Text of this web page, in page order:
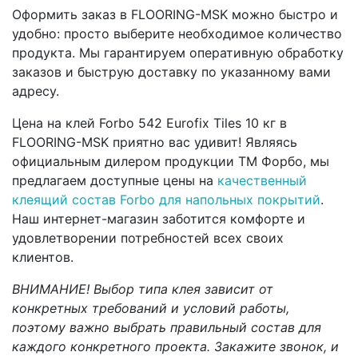
Оформить заказ в FLOORING-MSK можно быстро и
удобно: просто выберите необходимое количество
продукта. Мы гарантируем оперативную обработку
заказов и быструю доставку по указанному вами
адресу.
Цена на клей Forbo 542 Eurofix Tiles 10 кг в
FLOORING-MSK приятно вас удивит! Являясь
официальным дилером продукции ТМ Форбо, мы
предлагаем доступные цены на качественный
клеящий состав Forbo для напольных покрытий.
Наш интернет-магазин заботится комфорте и
удовлетворении потребностей всех своих
клиентов.
ВНИМАНИЕ! Выбор типа клея зависит от
конкретных требований и условий работы,
поэтому важно выбрать правильный состав для
каждого конкретного проекта. Закажите звонок, и